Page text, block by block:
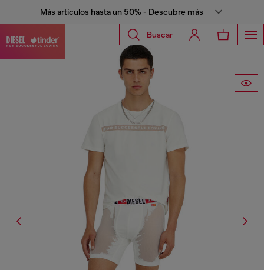
Más artículos hasta un 50% - Descubre más
Buscar